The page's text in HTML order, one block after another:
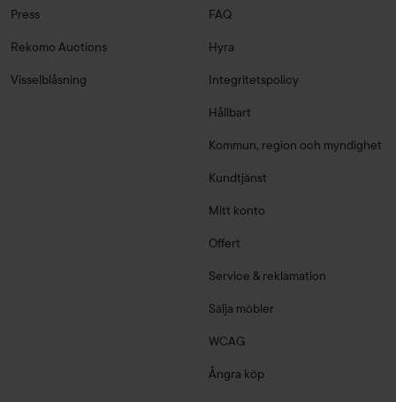
Press
Rekomo Auctions
Visselblåsning
FAQ
Hyra
Integritetspolicy
Hållbart
Kommun, region och myndighet
Kundtjänst
Mitt konto
Offert
Service & reklamation
Sälja möbler
WCAG
Ångra köp